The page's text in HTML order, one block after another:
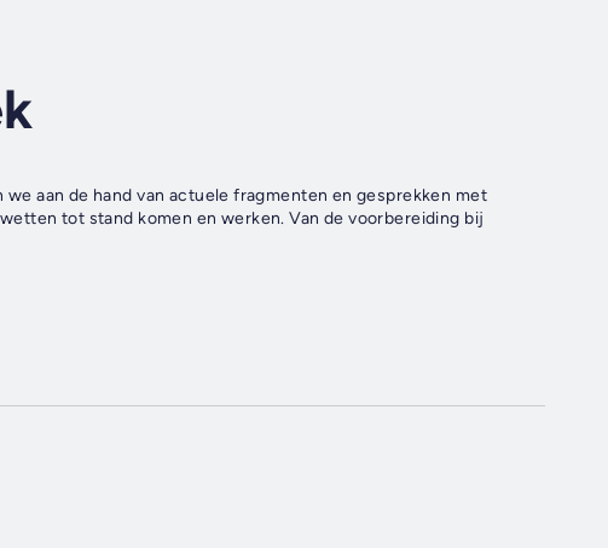
aan de hand van actuele fragmenten en gesprekken met
tot stand komen en werken. Van de voorbereiding bij